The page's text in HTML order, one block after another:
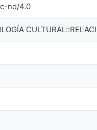
nd/4.0